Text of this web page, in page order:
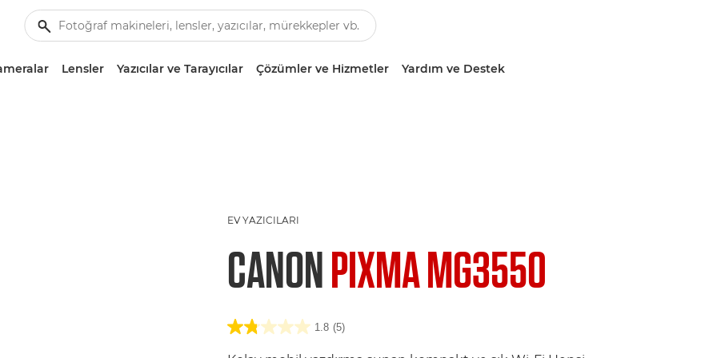
Lensler Yazıcılar ve Tarayıcılar Çözümler ve Hizmetler Yardım ve Destek
EV YAZICILARI
CANONPIXMA MG3550
1.8 (5)